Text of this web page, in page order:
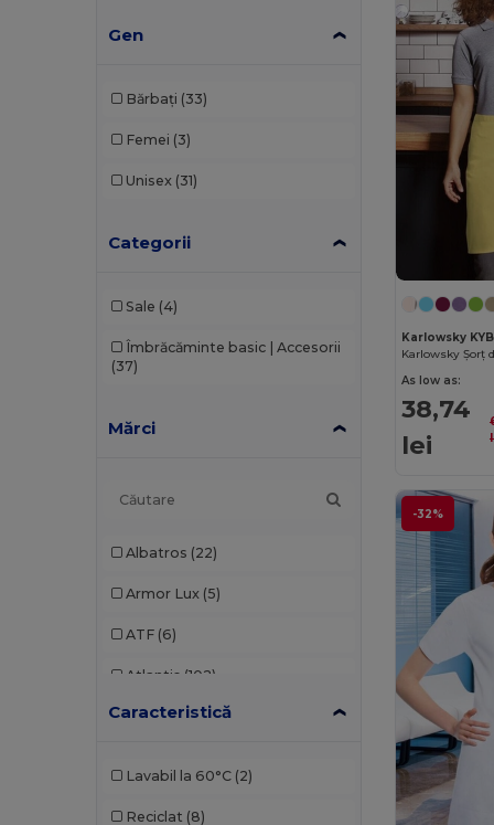
Gen
Bărbați (33)
Femei (3)
Unisex (31)
Categorii
Sale (4)
Îmbrăcăminte basic | Accesorii
(37)
Mărci
Albatros (22)
Armor Lux (5)
ATF (6)
Atlantis (102)
Atlantis Headwear
Caracteristică
Lavabil la 60°C (2)
Reciclat (8)
Karlowsky
As low as:
38,74
lei
-32%